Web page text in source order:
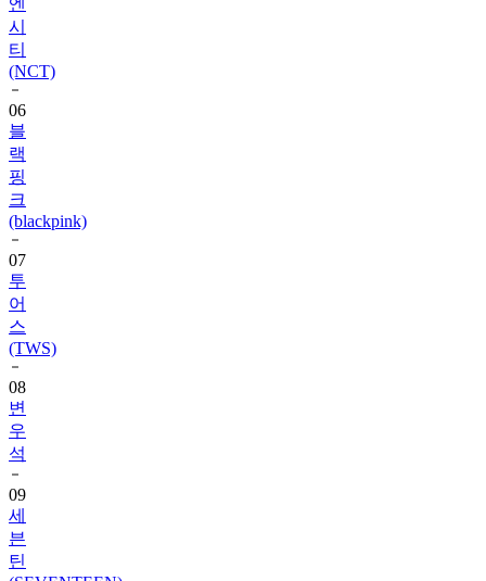
티
(NCT)
06
블
랙
핑
크
(blackpink)
07
투
어
스
(TWS)
08
변
우
석
09
세
븐
틴
(SEVENTEEN)